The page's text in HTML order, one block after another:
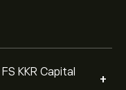
KKR Capital
+
è Attendi.